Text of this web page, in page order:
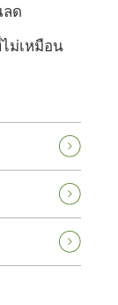
ด
ม่เหมือน